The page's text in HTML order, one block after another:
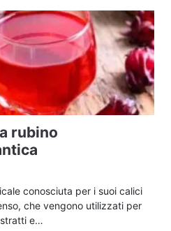
rubino
conosciuta per i suoi calici
che vengono utilizzati per
e…